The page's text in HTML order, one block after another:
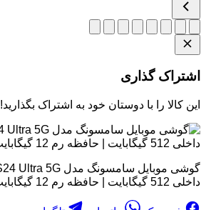
اشتراک گذاری
این کالا را با دوستان خود به اشتراک بگذارید!
داخلی 512 گیگابایت | حافظه رم 12 گیگابایت